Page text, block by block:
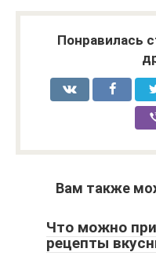
Понравилась
Вам также
Что можно
рецепты